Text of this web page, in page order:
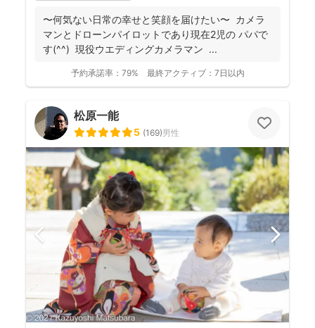
〜何気ない日常の幸せと笑顔を届けたい〜 カメラ
マンとドローンパイロットであり現在2児の パパで
す(^^) 現役ウエディングカメラマン ...
予約承諾率： 79% 最終アクティブ： 7日以内
松原一能
5 (169)男性